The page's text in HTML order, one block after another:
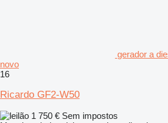
gerador a
novo
16
Ricardo GF2-W50
1 750 € Sem impostos